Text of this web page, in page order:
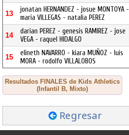
13
jonatan HERNANDEZ - josue MONTOYA -
maria VILLEGAS - natalia PEREZ
14
darian PEREZ - genesis RAMIREZ - jose
VEGA - raquel HIDALGO
15
elineth NAVARRO - kiara MUÑOZ - luis
MORA - rodolfo VILLALOBOS
Resultados FINALES de Kids Athletics
(Infantil B, Mixto)
Regresar